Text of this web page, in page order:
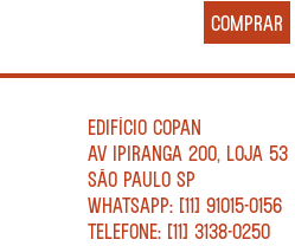
COMPRAR
EDIFÍCIO COPAN
AV IPIRANGA 200, LOJA 53
SÃO PAULO SP
WHATSAPP: [11] 91015-0156
TELEFONE: [11] 3138-0250